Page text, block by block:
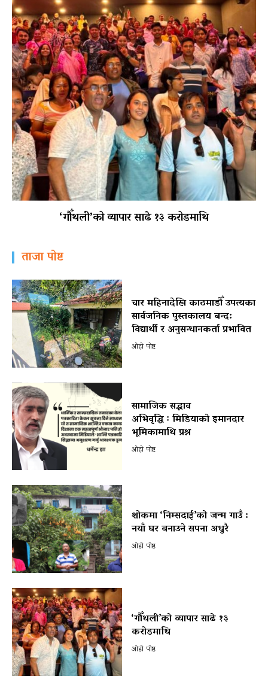
‘गौँथली’को व्यापार साढे १३ करोडमाथि
ताजा पोष्ट
चार महिनादेखि काठमाडौँ उपत्यका
सार्वजनिक पुस्तकालय बन्द:
विद्यार्थी र अनुसन्धानकर्ता प्रभावित
ओहो पोष्ट
सामाजिक सद्भाव
अभिवृद्धि ः मिडियाको इमानदार
भूमिकामाथि प्रश्न
ओहो पोष्ट
शोकमा ‘निम्सदाई’को जन्म गाउँ :
नयाँ घर बनाउने सपना अधुरै
ओहो पोष्ट
‘गौँथली’को व्यापार साढे १३
करोडमाथि
ओहो पोष्ट